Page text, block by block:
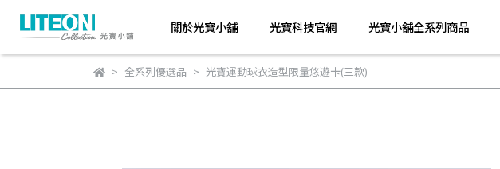
關於光寶小舖 光寶科技官網 光寶小舖全系列商品
全系列優選品 光寶運動球衣造型限量悠遊卡(三款)